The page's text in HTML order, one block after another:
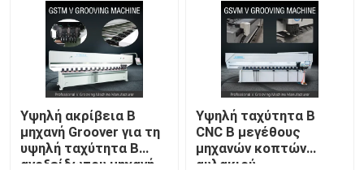
Β αυλακώνοντας μηχανή
Β μηχανή αυλακιού για το μέταλλο
Υψηλή ακρίβεια Β
μηχανή Groover για τη
υψηλή ταχύτητα Β
ανοξείδωτου μηχανή
Υψηλή ταχύτητα Β
CNC Β μεγέθους
μηχανών κοπτών
αυλακιού